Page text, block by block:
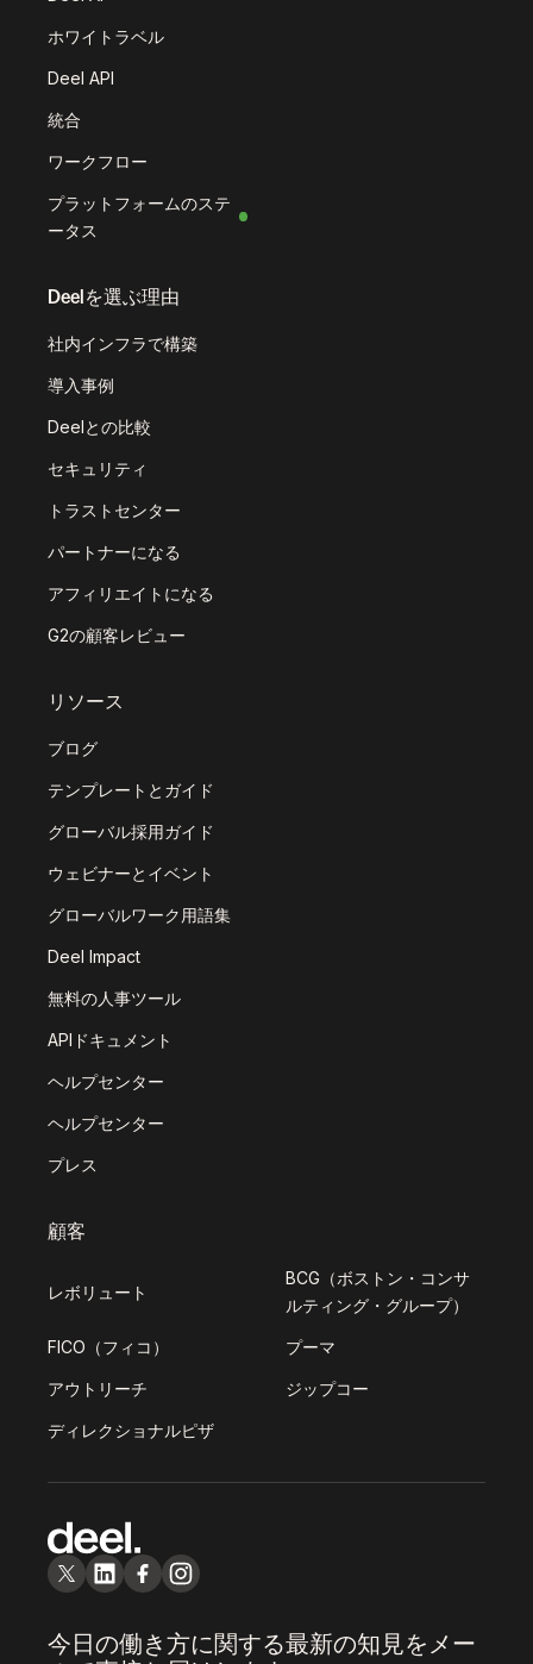
ホワイトラベル
Deel API
統合
ワークフロー
プラットフォームのステ
ータス
Deelを選ぶ理由
社内インフラで構築
導入事例
Deelとの比較
セキュリティ
トラストセンター
パートナーになる
アフィリエイトになる
G2の顧客レビュー
リソース
ブログ
テンプレートとガイド
グローバル採用ガイド
ウェビナーとイベント
グローバルワーク用語集
Deel Impact
無料の人事ツール
APIドキュメント
ヘルプセンター
ヘルプセンター
プレス
顧客
レボリュート
BCG（ボストン・コンサ
ルティング・グループ）
FICO（フィコ） プーマ
アウトリーチ ジップコー
ディレクショナルピザ
今日の働き方に関する最新の知見をメー